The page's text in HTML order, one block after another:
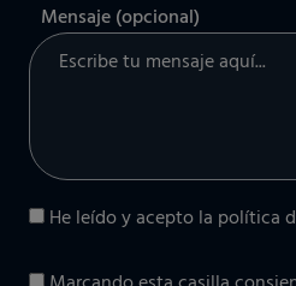
Mensaje (opcional)
He leído y acepto la política